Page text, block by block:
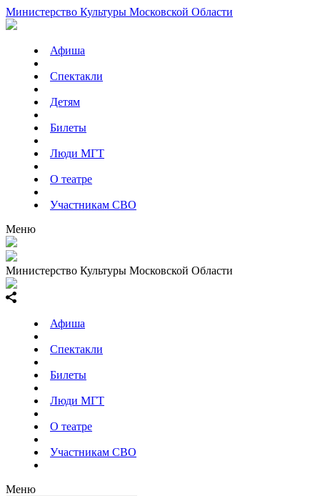
Министерство Культуры Московской Области
Афиша
Спектакли
Детям
Билеты
Люди МГТ
О театре
Участникам СВО
Меню
Министерство Культуры Московской Области
Афиша
Спектакли
Билеты
Люди МГТ
О театре
Участникам СВО
Меню